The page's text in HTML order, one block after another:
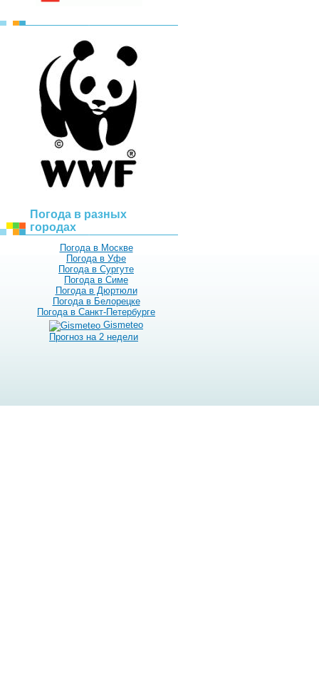
Погода в разных
городах
Погода в Москве
Погода в Уфе
Погода в Сургуте
Погода в Симе
Погода в Дюртюли
Погода в Белорецке
Погода в Санкт-Петербурге
Gismeteo
Прогноз на 2 недели